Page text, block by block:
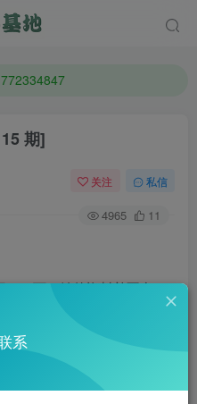
实时查看最新站点。
期]
关注 私信
4965 11
一下，她的资料并不多，
相当可以的，前凸后翘，
呀。微博：@NinJA阿寨
系